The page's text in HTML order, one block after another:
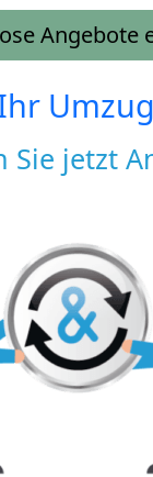
Angebote
Umzug
Sie jetzt